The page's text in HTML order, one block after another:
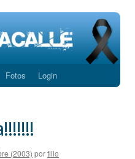
Fotos Login
(2003) portillo